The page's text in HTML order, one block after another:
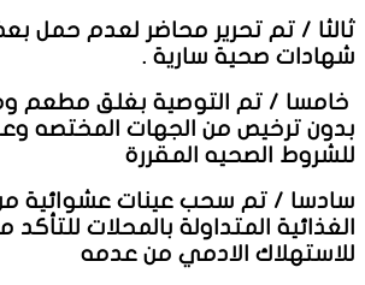
ثالثا / تم تحرير محاضر لعدم حمل
شهادات صحية سارية .
خامسا / تم التوصية بغلق مطعم
بدون ترخيص من الجهات المختصه
للشروط الصحيه المقررة
سادسا / تم سحب عينات عشوائية
الغذائية المتداولة بالمحلات للتأكد
للاستهلاك الادمي من عدمه